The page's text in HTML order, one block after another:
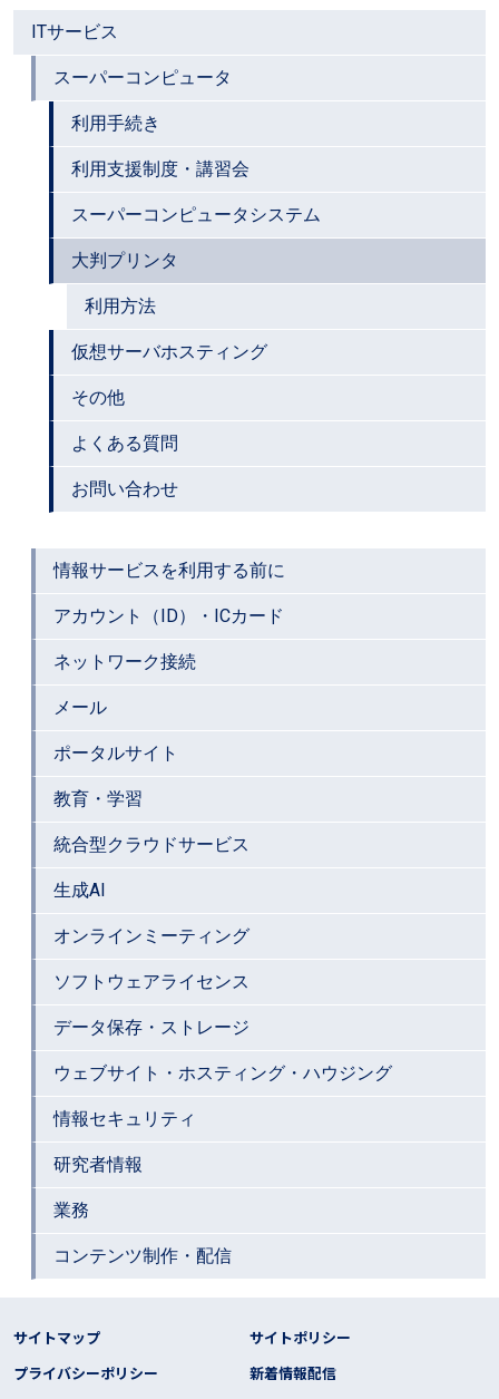
ITサービス
スーパーコンピュータ
利用手続き
利用支援制度・講習会
スーパーコンピュータシステム
大判プリンタ
利用方法
仮想サーバホスティング
その他
よくある質問
お問い合わせ
情報サービスを利用する前に
アカウント（ID）・ICカード
ネットワーク接続
メール
ポータルサイト
教育・学習
統合型クラウドサービス
生成AI
オンラインミーティング
ソフトウェアライセンス
データ保存・ストレージ
ウェブサイト・ホスティング・ハウジング
情報セキュリティ
研究者情報
業務
コンテンツ制作・配信
フッター リンク
サイトマップ
サイトポリシー
プライバシーポリシー
新着情報配信